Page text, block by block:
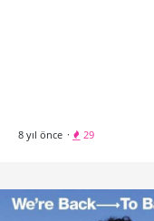
8 yıl önce · 29